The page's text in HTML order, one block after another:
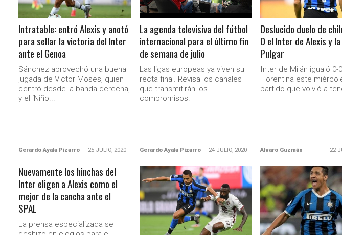
Intratable: entró Alexis y anotó
para sellar la victoria del Inter
ante el Genoa
Sánchez aprovechó una buena
jugada de Victor Moses, quien
centró desde la banda derecha,
y el ‘Niño...
Gerardo Ayala Pizarro 25 JULIO, 2020
La agenda televisiva del fútbol
internacional para el último fin
de semana de julio
Las ligas europeas ya viven su
recta final. Revisa los canales
que transmitirán los
compromisos.
Gerardo Ayala Pizarro 24 JULIO, 2020
Deslucido duelo de
0 el Inter de Alexis y
Pulgar
Inter de Milán igualó 0-
Fiorentina este
partido que volvió a
Alvaro Guzmán 22
Nuevamente los hinchas del
Inter eligen a Alexis como el
mejor de la cancha ante el
SPAL
La prensa especializada se
LEER MÁS LEER MÁS